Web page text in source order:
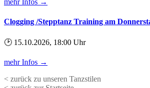
mehr Infos →
Clogging /Stepptanz Training am
🕑 15.10.2026, 18:00 Uhr
mehr Infos →
< zurück zu unseren Tanzstilen